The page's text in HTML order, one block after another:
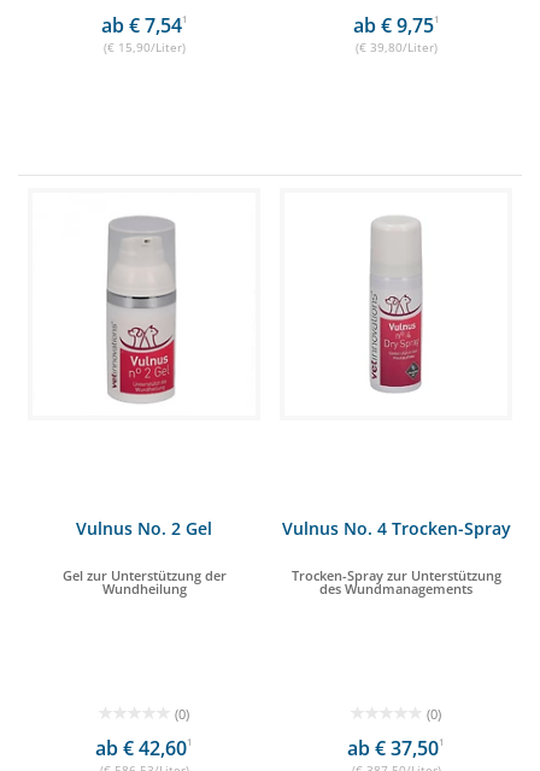
ab € 7,541
(€ 15,90/Liter)
ab € 9,751
(€ 39,80/Liter)
Vulnus No. 2 Gel
Gel zur Unterstützung der
Wundheilung
(0)
ab € 42,601
Vulnus No. 4 Trocken-Spray
Trocken-Spray zur Unterstützung
des Wundmanagements
(0)
ab € 37,501